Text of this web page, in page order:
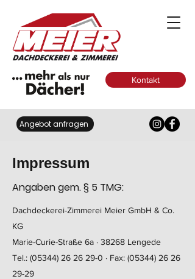
Angebot anfragen
Kontakt
Impressum
Angaben gem. § 5 TMG:
Dachdeckerei-Zimmerei Meier GmbH & Co.
KG
Marie-Curie-Straße 6a · 38268 Lengede
Tel.: (05344) 26 26 29-0 · Fax: (05344) 26 26
29-29